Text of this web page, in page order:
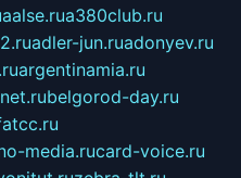
aalse.rua380club.ru
adler-jun.ruadonyev.ru
argentinamia.ru
belgorod-day.ru
media.rucard-voice.ru